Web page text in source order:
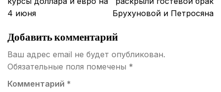
4 июня
Брухуновой и Петросяна
Добавить комментарий
Ваш адрес email не будет опубликован.
Обязательные поля помечены *
Комментарий *